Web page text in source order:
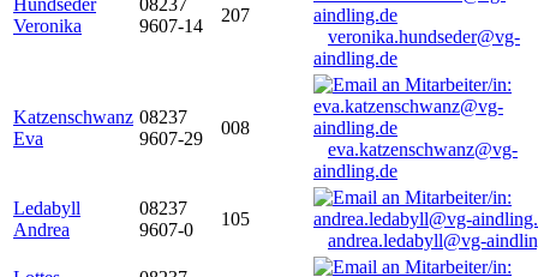
Hundseder
Veronika
08237
9607-14
207
veronika.hundseder@vg-
aindling.de
Katzenschwanz
Eva
08237
9607-29
008
eva.katzenschwanz@vg-
aindling.de
Ledabyll
Andrea
08237
9607-0
105
andrea.ledabyll@vg-